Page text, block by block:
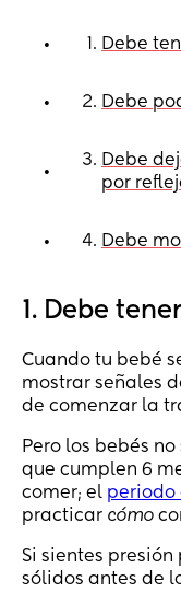
• Debe
• Debe
•
Debe
por
• Debe
1. Debe
Cuando tu bebé
mostrar señales
de comenzar la
Pero los bebés
que cumplen 6
comer; el periodo
practicar cómo
Si sientes
sólidos antes de